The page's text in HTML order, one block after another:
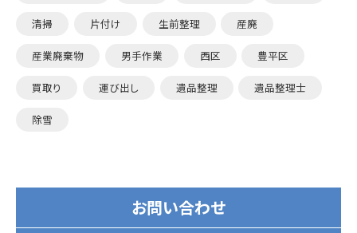
清掃 片付け 生前整理 産廃
産業廃棄物 男手作業 西区 豊平区
買取り 運び出し 遺品整理 遺品整理士
除雪
お問い合わせ